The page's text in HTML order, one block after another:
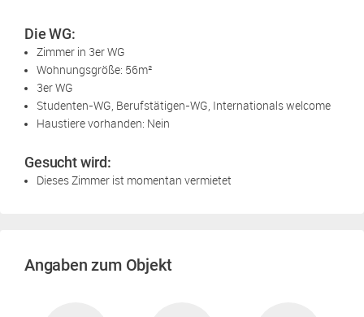
Die WG:
Zimmer in 3er WG
Wohnungsgröße: 56m²
3er WG
Studenten-WG, Berufstätigen-WG, Internationals welcome
Haustiere vorhanden: Nein
Gesucht wird:
Dieses Zimmer ist momentan vermietet
Angaben zum Objekt